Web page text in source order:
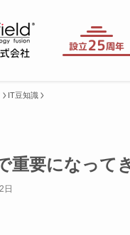
IT豆知識
重要になっ
日